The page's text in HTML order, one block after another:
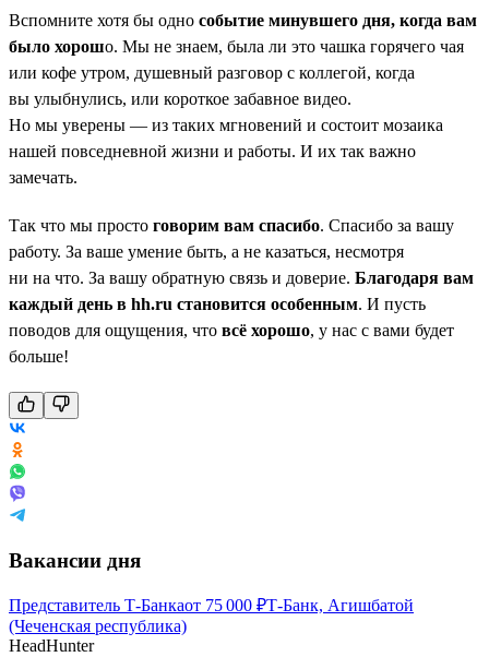
Вспомните хотя бы одно событие минувшего дня, когда вам
было хорошо. Мы не знаем, была ли это чашка горячего чая
или кофе утром, душевный разговор с коллегой, когда
вы улыбнулись, или короткое забавное видео.
Но мы уверены — из таких мгновений и состоит мозаика
нашей повседневной жизни и работы. И их так важно
замечать.
Так что мы просто говорим вам спасибо. Спасибо за вашу
работу. За ваше умение быть, а не казаться, несмотря
ни на что. За вашу обратную связь и доверие. Благодаря вам
каждый день в hh.ru становится особенным. И пусть
поводов для ощущения, что всё хорошо, у нас с вами будет
больше!
Вакансии дня
Представитель Т-Банкаот 75 000 ₽Т-Банк, Агишбатой
(Чеченская республика)
HeadHunter